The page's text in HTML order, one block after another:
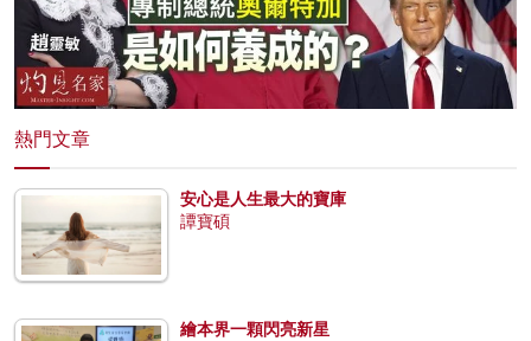
熱門文章
安心是人生最大的寶庫
譚寶碩
繪本界一顆閃亮新星